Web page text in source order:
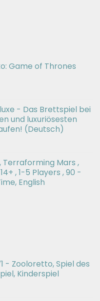
Game of Thrones
- Das Brettspiel bei
und luxuriösesten
(Deutsch)
Terraforming Mars ,
, 1-5 Players , 90 -
English
- Zooloretto, Spiel des
Kinderspiel